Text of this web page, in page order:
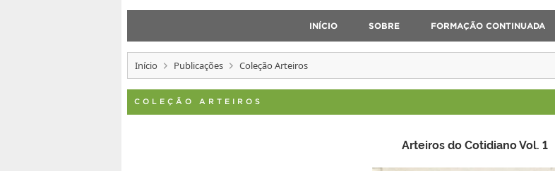
INÍCIO SOBRE FORMAÇÃO CONTINUADA
Início Publicações Coleção Arteiros
COLEÇÃO ARTEIROS
Arteiros do Cotidiano Vol. 1